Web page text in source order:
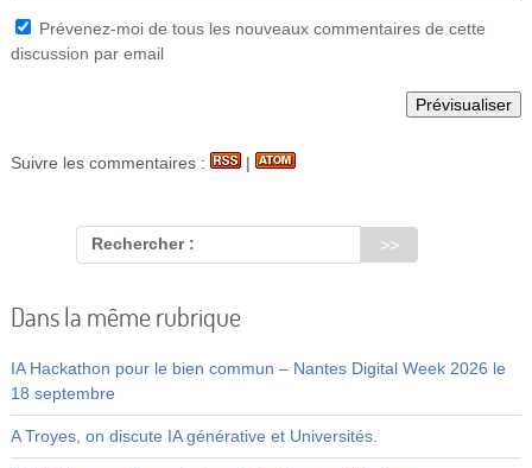
Prévenez-moi de tous les nouveaux commentaires de cette
discussion par email
Suivre les commentaires : |
Rechercher :
Dans la même rubrique
IA Hackathon pour le bien commun – Nantes Digital Week 2026 le
18 septembre
A Troyes, on discute IA générative et Universités.